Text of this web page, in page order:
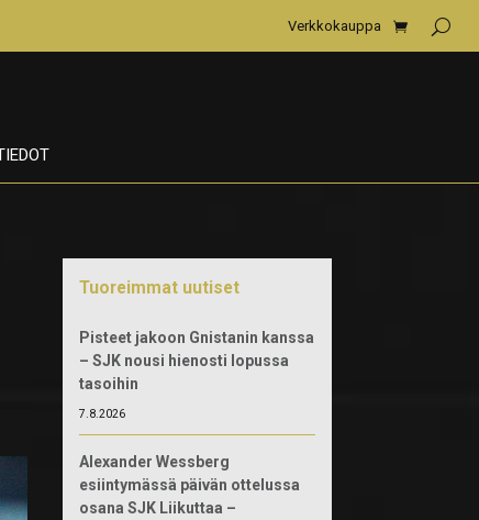
Verkkokauppa
Tuoreimmat uutiset
Pisteet jakoon Gnistanin kanssa
– SJK nousi hienosti lopussa
tasoihin
7.8.2026
Alexander Wessberg
esiintymässä päivän ottelussa
osana SJK Liikuttaa –